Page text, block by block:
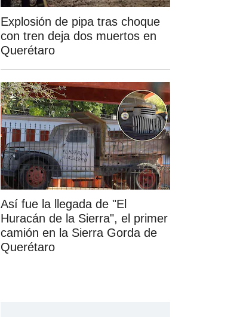
Explosión de pipa tras choque
con tren deja dos muertos en
Querétaro
Así fue la llegada de "El
Huracán de la Sierra", el primer
camión en la Sierra Gorda de
Querétaro